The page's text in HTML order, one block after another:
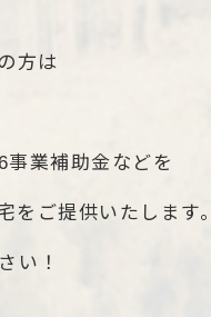
方は
業補助金などを
をご提供いたします。
い！